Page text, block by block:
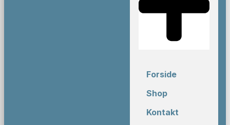
Forside
Shop
Kontakt